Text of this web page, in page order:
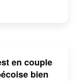
en couple
bien